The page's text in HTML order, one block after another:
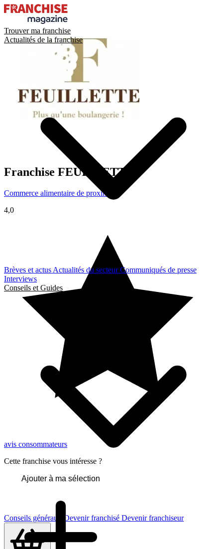
Trouver ma franchise
Actualités de la franchise
Brèves et actus Actualités du secteurCommuniqués de presse
Interviews
Conseils et Guides
Conseils généraux Devenir franchisé Devenir franchiseur
Franchise FEUILLETTE
Commerce alimentaire de proximité
4,0
avis consommateurs
Cette franchise vous intéresse ?
Ajouter à ma sélection